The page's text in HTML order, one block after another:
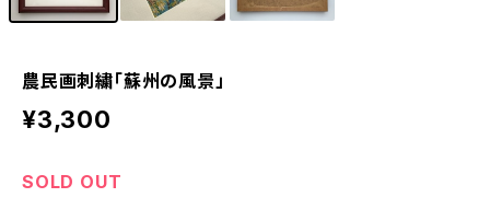
農民画刺繍「蘇州の風景」
¥3,300
SOLD OUT